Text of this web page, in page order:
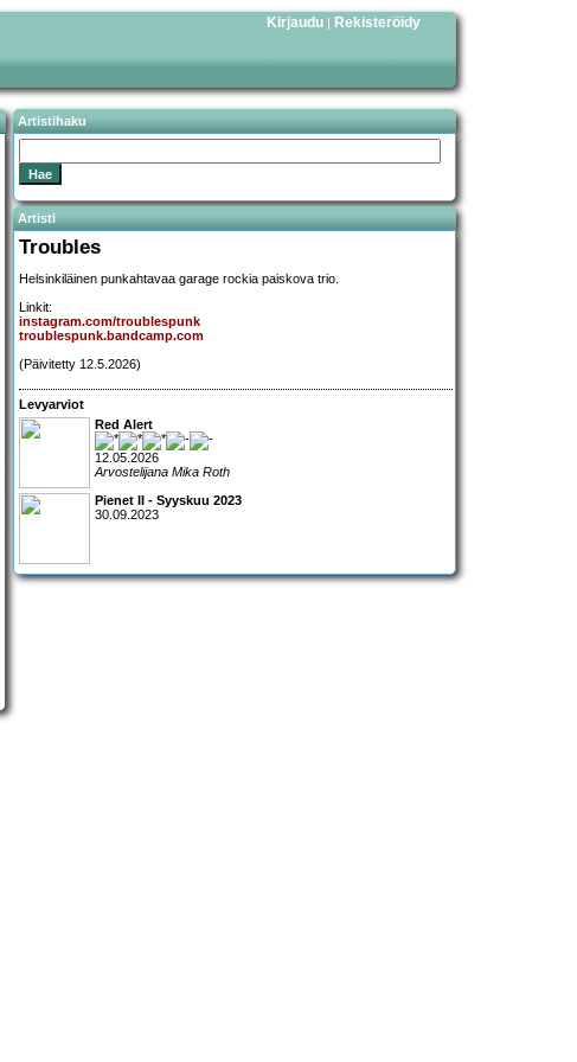
Kirjaudu | Rekisteröidy
Artistihaku
Artisti
Troubles
Helsinkiläinen punkahtavaa garage rockia paiskova trio.
Linkit:
instagram.com/troublespunk
troublespunk.bandcamp.com
(Päivitetty 12.5.2026)
Levyarviot
Red Alert
12.05.2026
Arvostelijana Mika Roth
Pienet II - Syyskuu 2023
30.09.2023